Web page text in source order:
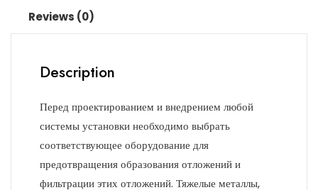
Reviews (0)
Description
Перед проектированием и внедрением любой
системы установки необходимо выбрать
соответствующее оборудование для
предотвращения образования отложений и
фильтрации этих отложений. Тяжелые металлы,